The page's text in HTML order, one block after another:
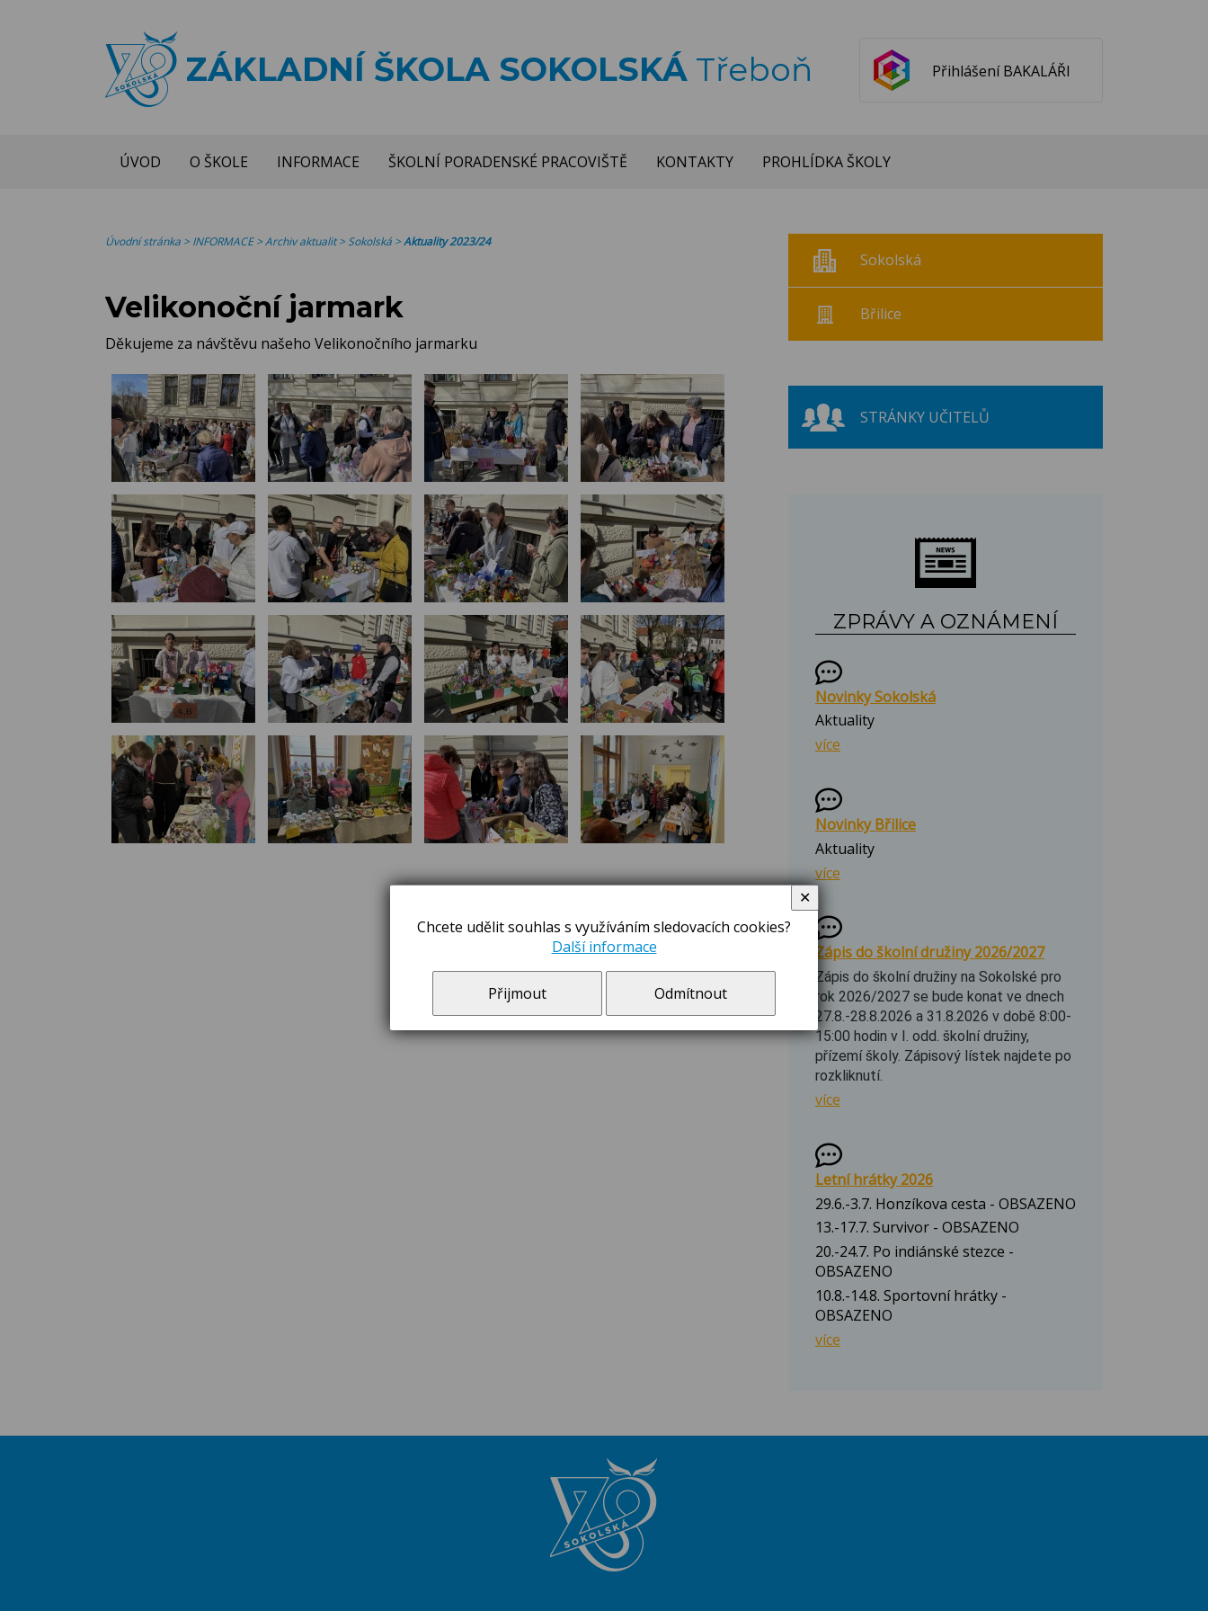
ZÁKLADNÍ ŠKOLA SOKOLSKÁ Třeboň Přihlášení BAKALÁŘI
ÚVOD O ŠKOLE INFORMACE ŠKOLNÍ PORADENSKÉ PRACOVIŠTĚ KONTAKTY PROHLÍDKA ŠKOLY
Úvodní stránka >INFORMACE>Archiv aktualit>Sokolská >Aktuality 2023/24
Velikonoční jarmark
Děkujeme za návštěvu našeho Velikonočního jarmarku
Sokolská
Břilice
STRÁNKY UČITELŮ
ZPRÁVY A OZNÁMENÍ
Novinky Sokolská
Aktuality
více
Novinky Břilice
Aktuality
více
Zápis do školní družiny 2026/2027
Zápis do školní družiny na Sokolské pro
rok 2026/2027 se bude konat ve dnech
27.8.-28.8.2026 a 31.8.2026 v době 8:00-
15:00 hodin v I. odd. školní družiny,
přízemí školy. Zápisový lístek najdete po
rozkliknutí.
více
Letní hrátky 2026
29.6.-3.7. Honzíkova cesta - OBSAZENO
13.-17.7. Survivor - OBSAZENO
20.-24.7. Po indiánské stezce -
OBSAZENO
10.8.-14.8. Sportovní hrátky -
OBSAZENO
více
Chcete udělit souhlas s využíváním sledovacích cookies?
Další informace
Přijmout Odmítnout
✕